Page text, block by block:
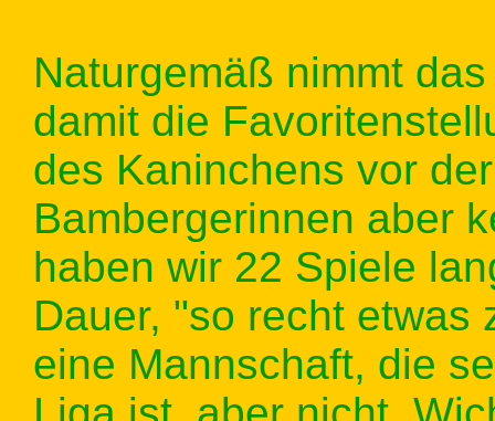
Naturgemäß nimmt
damit die
des Kaninchens vor
Bambergerinnen aber
haben wir 22 Spiele
Dauer, "so recht etwas
eine Mannschaft, die